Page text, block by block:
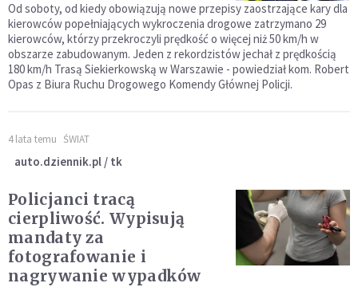
Od soboty, od kiedy obowiązują nowe przepisy zaostrzające kary dla
kierowców popełniających wykroczenia drogowe zatrzymano 29
kierowców, którzy przekroczyli prędkość o więcej niż 50 km/h w
obszarze zabudowanym. Jeden z rekordzistów jechał z prędkością
180 km/h Trasą Siekierkowską w Warszawie - powiedział kom. Robert
Opas z Biura Ruchu Drogowego Komendy Głównej Policji.
4 lata temu ŚWIAT
auto.dziennik.pl / tk
Policjanci tracą
cierpliwość. Wypisują
mandaty za
fotografowanie i
nagrywanie wypadków